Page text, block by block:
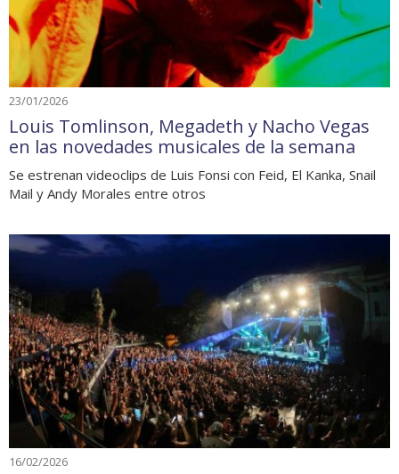
23/01/2026
Louis Tomlinson, Megadeth y Nacho Vegas
en las novedades musicales de la semana
Se estrenan videoclips de Luis Fonsi con Feid, El Kanka, Snail
Mail y Andy Morales entre otros
16/02/2026